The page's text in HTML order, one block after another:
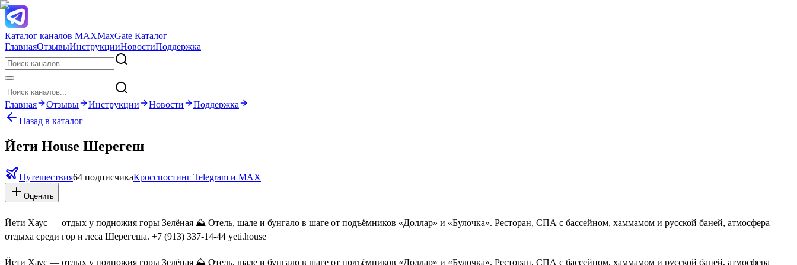
Каталог каналов MAXMaxGate Каталог
ГлавнаяОтзывыИнструкцииНовостиПоддержка
Главная Отзывы Инструкции Новости
Поддержка
Назад в каталог
Йети House Шерегеш
Путешествия64 подписчикаКросспостинг Telegram и MAX
Оценить
Йети Хаус — отдых у подножия горы Зелёная ⛰ Отель, шале и бунгало в шаге от подъёмников «Доллар» и «Булочка». Ресторан, СПА с бассейном, хаммамом и русской баней, атмосфера
отдыха среди гор и леса Шерегеша. +7 (913) 337-14-44 yeti.house
Йети Хаус — отдых у подножия горы Зелёная ⛰ Отель, шале и бунгало в шаге от подъёмников «Доллар» и «Булочка». Ресторан, СПА с бассейном, хаммамом и русской баней, атмосфера